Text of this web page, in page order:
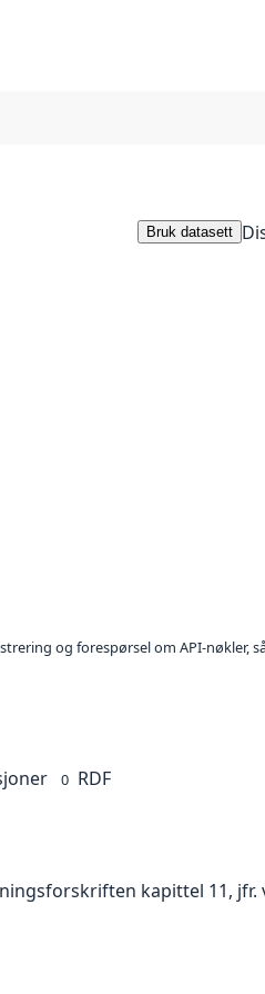
Bruk datasett
og forespørsel om API-nøkler,
0 RDF
kapittel 11, jfr.